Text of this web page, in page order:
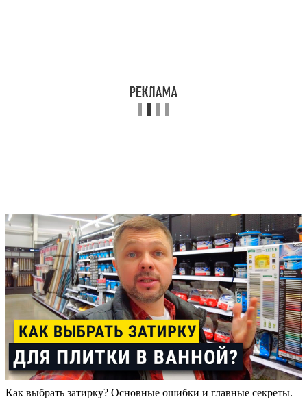
Как выбрать затирку? Основные ошибки и главные секреты.